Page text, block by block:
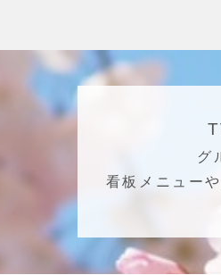
グ
看板メニュー